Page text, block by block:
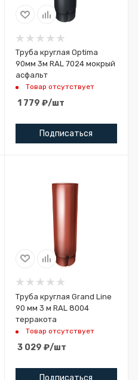
Труба круглая Optima
90мм 3м RAL 7024 мокрый
асфальт
Товар отсутствует
1 779 ₽/шт
Подписаться
Труба круглая Grand Line
90 мм 3 м RAL 8004
терракота
Товар отсутствует
3 029 ₽/шт
Подписаться